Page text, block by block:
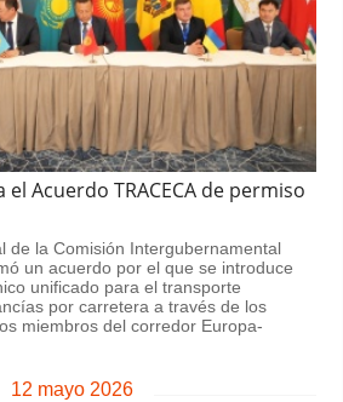
Acuerdo TRACECA de permiso
de la Comisión Intergubernamental
un acuerdo por el que se introduce
unificado para el transporte
por carretera a través de los
miembros del corredor Europa-
12 mayo 2026